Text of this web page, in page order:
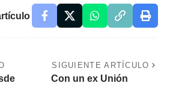
SIGUIENTE ARTÍCULO
Con un ex Unión